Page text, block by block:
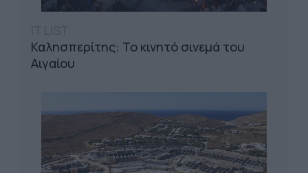
Καλησπερίτης: Το κινητό σινεμά του
Αιγαίου